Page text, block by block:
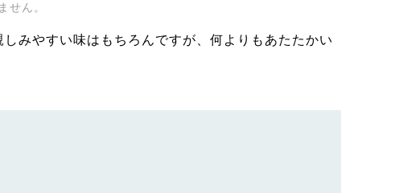
せん。
みやすい味はもちろんですが、何よりもあたたかい